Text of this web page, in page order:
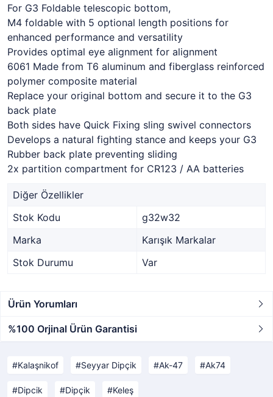
For G3 Foldable telescopic bottom,
M4 foldable with 5 optional length positions for
enhanced performance and versatility
Provides optimal eye alignment for alignment
6061 Made from T6 aluminum and fiberglass reinforced
polymer composite material
Replace your original bottom and secure it to the G3
back plate
Both sides have Quick Fixing sling swivel connectors
Develops a natural fighting stance and keeps your G3
Rubber back plate preventing sliding
2x partition compartment for CR123 / AA batteries
Diğer Özellikler
Stok Kodu
g32w32
Marka
Karışık Markalar
Stok Durumu
Var
Ürün Yorumları
%100 Orjinal Ürün Garantisi
Kalaşnikof Seyyar Dipçik Ak-47 Ak74
Dipcik Dipçik Keleş